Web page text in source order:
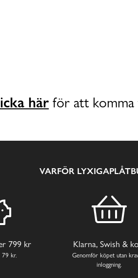
här för att komma
VARFÖR
799 kr
79 kr.
Klarna, Swish &
Genomför köpet utan
inloggning.